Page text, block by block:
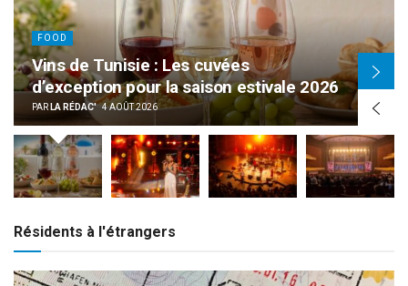
estivale 2026
CULTURE
Bouthaina Nabouli dévoile
au Festival International de
PAR LA RÉDAC' 4 AOÛT 2026
Résidents à l'étrangers